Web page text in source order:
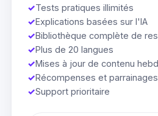
✓Tests pratiques illimités
✓Explications basées sur l'IA
✓Bibliothèque complète de
✓Plus de 20 langues
✓Mises à jour de contenu
✓Récompenses et parrainages
✓Support prioritaire